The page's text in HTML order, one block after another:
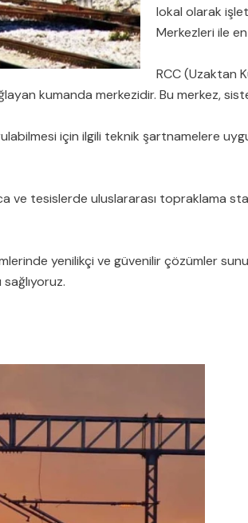
lokal olarak
Merkezleri ile
RCC (Uzaktan
kumanda merkezidir. Bu merkez,
için ilgili teknik şartnamelere
ve tesislerde uluslararası topraklama
yenilikçi ve güvenilir çözümler